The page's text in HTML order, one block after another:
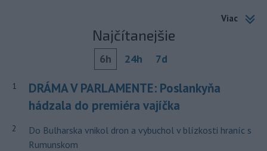
Viac
Najčítanejšie
6h 24h 7d
1
DRÁMA V PARLAMENTE: Poslankyňa
hádzala do premiéra vajíčka
2
Do Bulharska vnikol dron a vybuchol v blízkosti hraníc s
Rumunskom